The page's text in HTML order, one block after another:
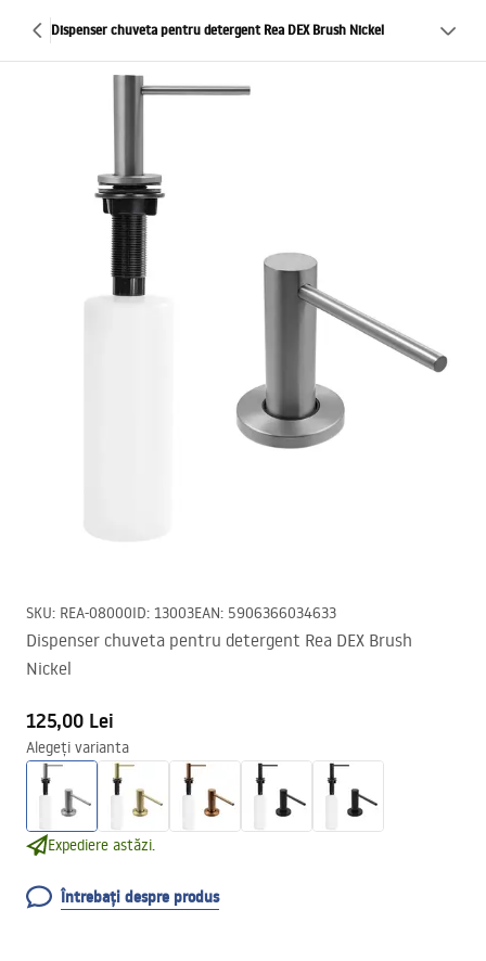
Dispenser chuveta pentru detergent Rea DEX Brush Nickel
SKU: REA-08000ID: 13003EAN: 5906366034633
Dispenser chuveta pentru detergent Rea DEX Brush
Nickel
125,00 Lei
Alegeți varianta
Expediere astăzi.
Întrebați despre produs